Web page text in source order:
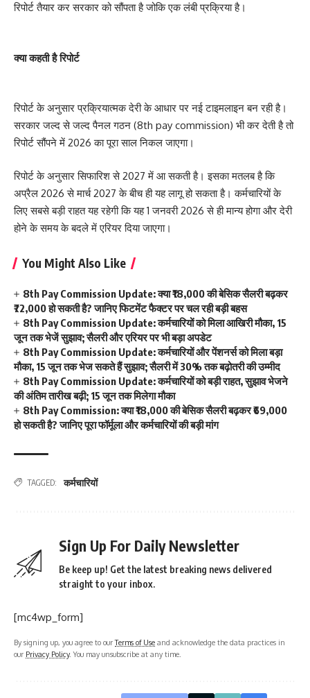
रिपोर्ट तैयार कर सरकार को सौंपता है जोकि एक लंबी प्रक्रिया है।
क्या कहती है रिपोर्ट
रिपोर्ट के अनुसार प्रक्रियात्मक देरी के आधार पर नई टाइमलाइन बन रही है।
सरकार जल्द से जल्द पैनल गठन (8th pay commission) भी कर देती है तो
रिपोर्ट सौंपने में 2026 का पूरा साल निकल जाएगा।
रिपोर्ट के अनुसार सिफारिश से 2027 में आ सकती है। इसका मतलब है कि
अप्रैल 2026 से मार्च 2027 के बीच ही यह लागू हो सकता है। कर्मचारियों के
लिए सबसे बड़ी राहत यह रहेगी कि यह 1 जनवरी 2026 से ही मान्य होगा और देरी
होने के समय के बदले में एरियर दिया जाएगा।
You Might Also Like
8th Pay Commission Update: क्या ₹18,000 की बेसिक सैलरी बढ़कर
₹72,000 हो सकती है? जानिए फिटमेंट फैक्टर पर चल रही बड़ी बहस
8th Pay Commission Update: कर्मचारियों को मिला आखिरी मौका, 15
जून तक भेजें सुझाव; सैलरी और एरियर पर भी बड़ा अपडेट
8th Pay Commission Update: कर्मचारियों और पेंशनर्स को मिला बड़ा
मौका, 15 जून तक भेज सकते हैं सुझाव; सैलरी में 30% तक बढ़ोतरी की उम्मीद
8th Pay Commission Update: कर्मचारियों को बड़ी राहत, सुझाव भेजने
की अंतिम तारीख बढ़ी; 15 जून तक मिलेगा मौका
8th Pay Commission: क्या ₹18,000 की बेसिक सैलरी बढ़कर ₹69,000
हो सकती है? जानिए पूरा फॉर्मूला और कर्मचारियों की बड़ी मांग
TAGGED: कर्मचारियों
Sign Up For Daily Newsletter
Be keep up! Get the latest breaking news delivered
straight to your inbox.
[mc4wp_form]
By signing up, you agree to ourTerms of Use and acknowledge the data practices in
our Privacy Policy. You may unsubscribe at any time.